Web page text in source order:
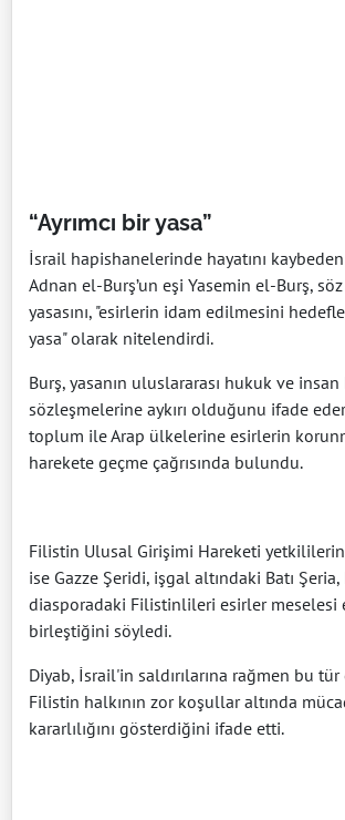
“Ayrımcı bir yasa”
İsrail hapishanelerinde hayatını
Adnan el-Burş’un eşi Yasemin el-Burş,
yasasını, "esirlerin idam edilmesini
yasa" olarak nitelendirdi.
Burş, yasanın uluslararası hukuk ve insan
sözleşmelerine aykırı olduğunu ifade
toplum ile Arap ülkelerine esirlerin
harekete geçme çağrısında bulundu.
Filistin Ulusal Girişimi Hareketi
ise Gazze Şeridi, işgal altındaki Batı
diasporadaki Filistinlileri esirler meselesi
birleştiğini söyledi.
Diyab, İsrail'in saldırılarına rağmen bu
Filistin halkının zor koşullar altında
kararlılığını gösterdiğini ifade etti.